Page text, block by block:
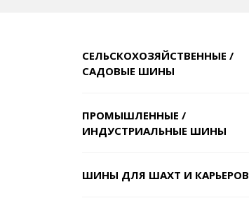
СЕЛЬСКОХОЗЯЙСТВЕННЫЕ /
САДОВЫЕ ШИНЫ
ПРОМЫШЛЕННЫЕ /
ИНДУСТРИАЛЬНЫЕ ШИНЫ
ШИНЫ ДЛЯ ШАХТ И КАРЬЕРОВ